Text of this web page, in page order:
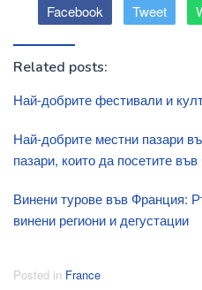
Facebook Tweet
Related posts:
Най-добрите фестивали и
Най-добрите местни пазари
пазари, които да посетите
Винени турове във Франция:
винени региони и дегустации
Posted in France